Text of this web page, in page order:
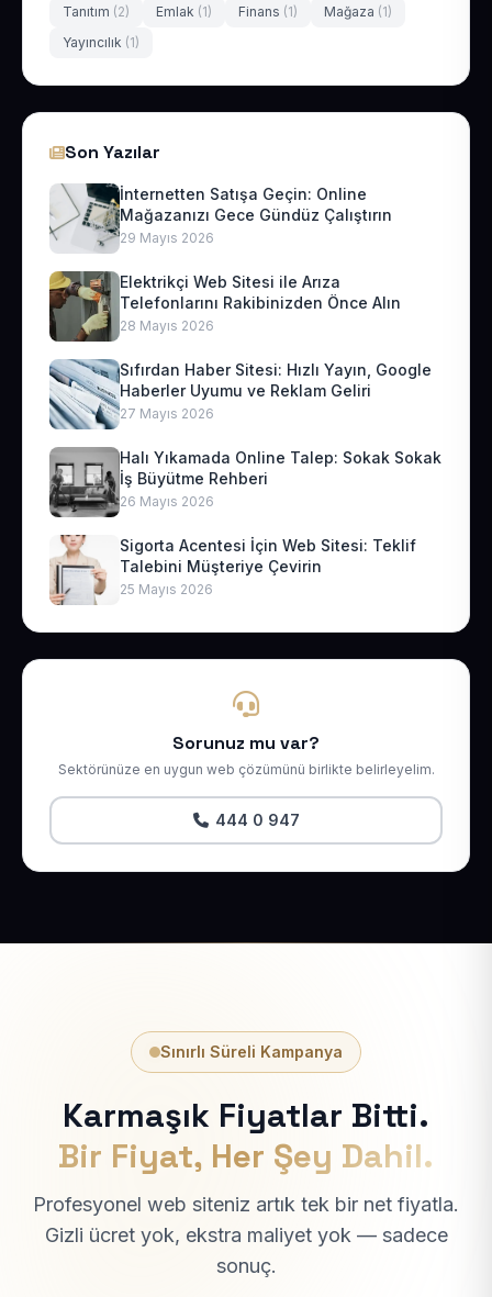
Tanıtım (2) Emlak (1) Finans (1) Mağaza (1)
Yayıncılık (1)
Son Yazılar
İnternetten Satışa Geçin: Online
Mağazanızı Gece Gündüz Çalıştırın
29 Mayıs 2026
Elektrikçi Web Sitesi ile Arıza
Telefonlarını Rakibinizden Önce Alın
28 Mayıs 2026
Sıfırdan Haber Sitesi: Hızlı Yayın, Google
Haberler Uyumu ve Reklam Geliri
27 Mayıs 2026
Halı Yıkamada Online Talep: Sokak Sokak
İş Büyütme Rehberi
26 Mayıs 2026
Sigorta Acentesi İçin Web Sitesi: Teklif
Talebini Müşteriye Çevirin
25 Mayıs 2026
Sorunuz mu var?
Sektörünüze en uygun web çözümünü birlikte belirleyelim.
444 0 947
Sınırlı Süreli Kampanya
Karmaşık Fiyatlar Bitti.
Bir Fiyat, Her Şey Dahil.
Profesyonel web siteniz artık tek bir net fiyatla.
Gizli ücret yok, ekstra maliyet yok — sadece
sonuç.